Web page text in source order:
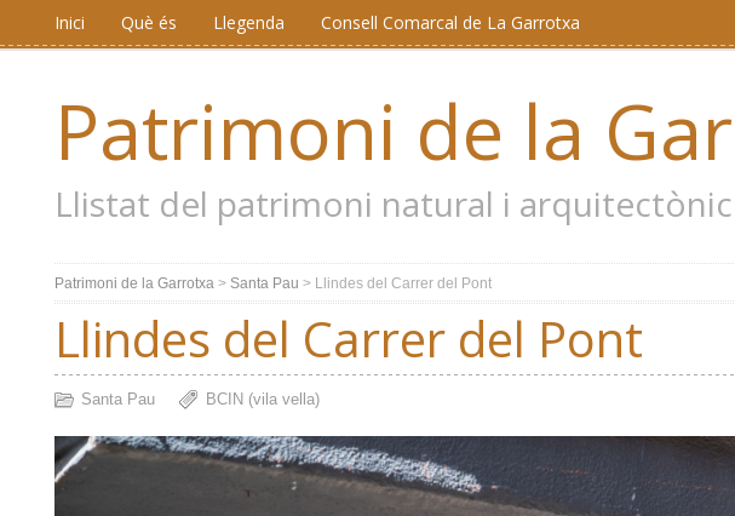
Inici Què és Llegenda Consell Comarcal de La Garrotxa
Patrimoni de la
Llistat del patrimoni natural i
Patrimoni de la Garrotxa > Santa Pau > Llindes del Carrer del Pont
Llindes del Carrer del Pont
Santa Pau BCIN (vila vella)